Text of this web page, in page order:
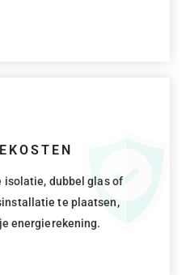
isolatie, dubbel glas of
te plaatsen,
energierekening.